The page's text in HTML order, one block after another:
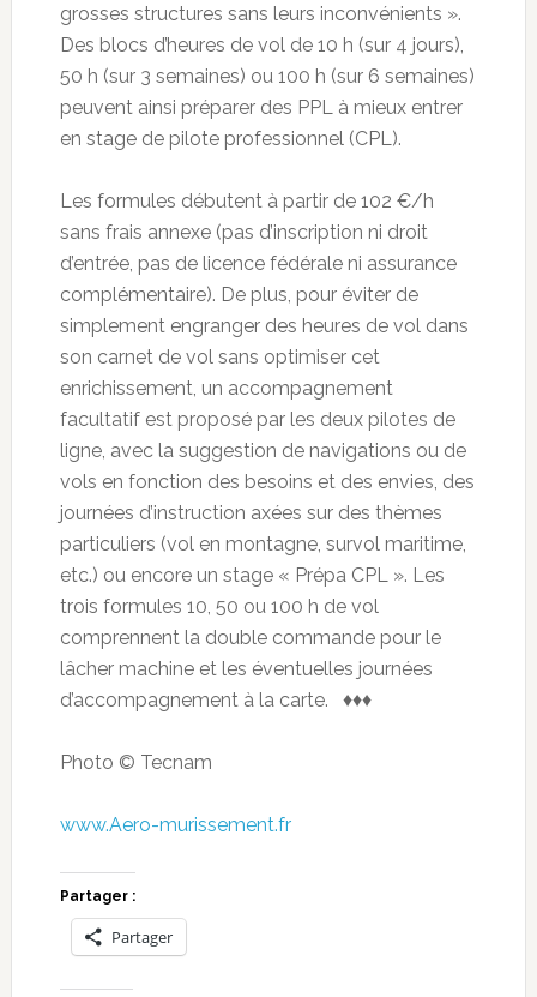
grosses structures sans leurs inconvénients ».
Des blocs d’heures de vol de 10 h (sur 4 jours),
50 h (sur 3 semaines) ou 100 h (sur 6 semaines)
peuvent ainsi préparer des PPL à mieux entrer
en stage de pilote professionnel (CPL).
Les formules débutent à partir de 102 €/h
sans frais annexe (pas d’inscription ni droit
d’entrée, pas de licence fédérale ni assurance
complémentaire). De plus, pour éviter de
simplement engranger des heures de vol dans
son carnet de vol sans optimiser cet
enrichissement, un accompagnement
facultatif est proposé par les deux pilotes de
ligne, avec la suggestion de navigations ou de
vols en fonction des besoins et des envies, des
journées d’instruction axées sur des thèmes
particuliers (vol en montagne, survol maritime,
etc.) ou encore un stage « Prépa CPL ». Les
trois formules 10, 50 ou 100 h de vol
comprennent la double commande pour le
lâcher machine et les éventuelles journées
d’accompagnement à la carte. ♦♦♦
Photo © Tecnam
www.Aero-murissement.fr
Partager :
Partager